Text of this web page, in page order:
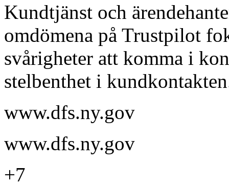
Kundtjänst och
omdömena på Trustpilot
svårigheter att komma i
stelbenthet i
www.dfs.ny.gov
www.dfs.ny.gov
+7